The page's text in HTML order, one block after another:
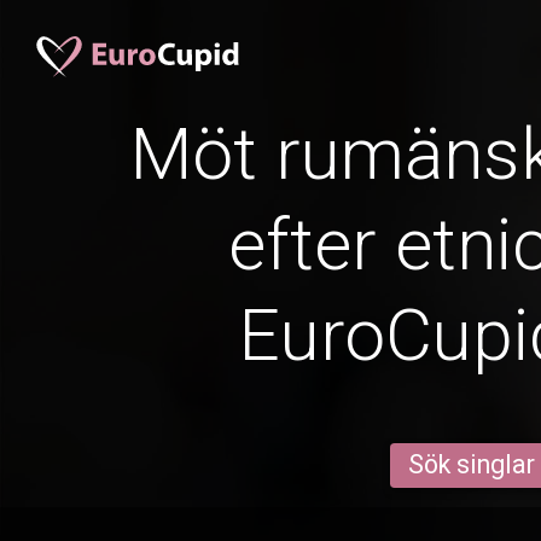
Möt
efter
Sök singlar